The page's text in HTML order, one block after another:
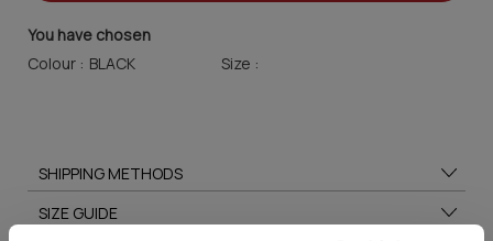
You have chosen
Colour :
Size :
SHIPPING METHODS
SIZE GUIDE